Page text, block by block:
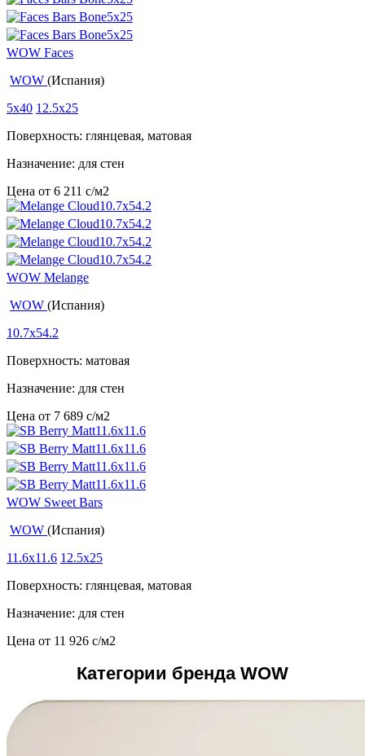
WOW Faces
WOW (Испания)
5x40 12.5x25
Поверхность: глянцевая, матовая
Назначение: для стен
Цена от 6 211 c/м2
WOW Melange
WOW (Испания)
10.7x54.2
Поверхность: матовая
Назначение: для стен
Цена от 7 689 c/м2
WOW Sweet Bars
WOW (Испания)
11.6x11.6 12.5x25
Поверхность: глянцевая, матовая
Назначение: для стен
Цена от 11 926 c/м2
Категории бренда WOW